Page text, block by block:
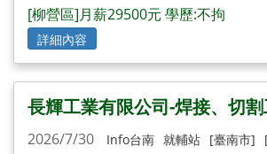
[柳營區]月薪29500元 學歷:不拘
詳細內容
長輝工業有限公司-焊接、切
2026/7/30 Info台南 就輔站 [臺南市]